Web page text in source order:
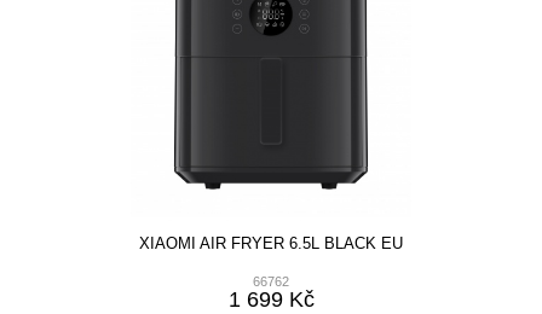
XIAOMI AIR FRYER 6.5L BLACK EU
66762
1 699 Kč